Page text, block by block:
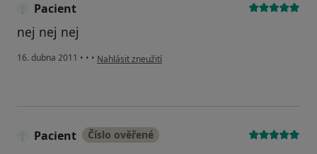
Pacient
nej nej nej
16. dubna 2011 • • • podle názoru uživatele Pacient
Nahlásit zneužití
Pacient Číslo ověřené